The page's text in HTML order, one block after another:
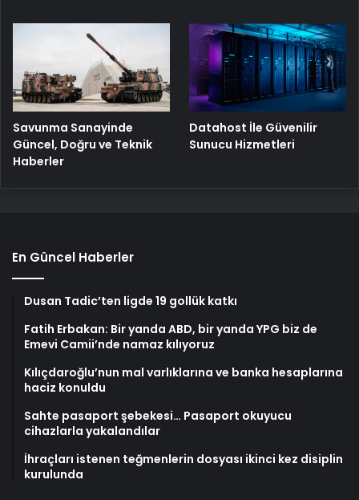
Savunma Sanayinde
Güncel, Doğru ve Teknik
Haberler
Datahost İle Güvenilir
Sunucu Hizmetleri
En Güncel Haberler
Dusan Tadic’ten ligde 19 gollük katkı
Fatih Erbakan: Bir yanda ABD, bir yanda YPG biz de
Emevi Camii’nde namaz kılıyoruz
Kılıçdaroğlu’nun mal varlıklarına ve banka hesaplarına
haciz konuldu
Sahte pasaport şebekesi… Pasaport okuyucu
cihazlarla yakalandılar
İhraçları istenen teğmenlerin dosyası ikinci kez disiplin
kurulunda